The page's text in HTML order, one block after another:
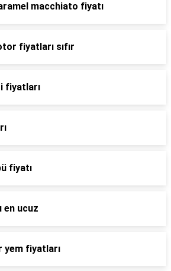
macchiato fiyatı
fiyatları sıfır
fiyatları
fiyatı
en ucuz
yem fiyatları